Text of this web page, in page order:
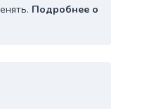
Подробнее о